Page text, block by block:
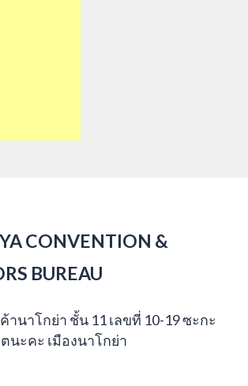
CONVENTION &
BUREAU
นาโกย่า ชั้น 11 เลขที่ 10-19 ซะกะ
ตนะคะ เมืองนาโกย่า